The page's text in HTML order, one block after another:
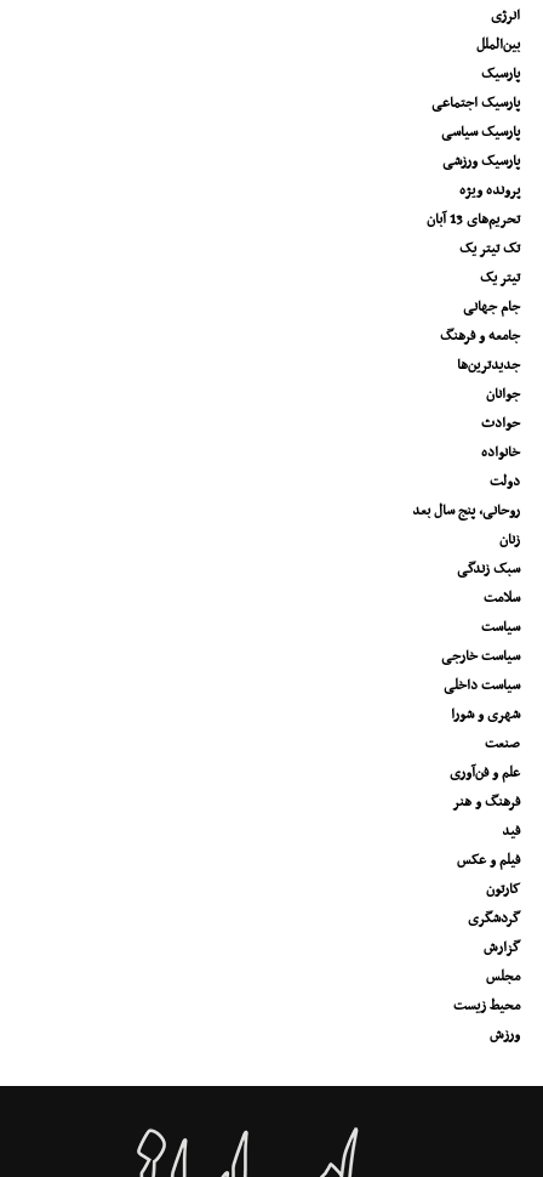
انرژی
بین‌الملل
پارسیک
پارسیک اجتماعی
پارسیک سیاسی
پارسیک ورزشی
پرونده ویژه
تحریم‌های 13 آبان
تک تیتر یک
تیتر یک
جام جهانی
جامعه و فرهنگ
جدیدترین‌ها
جوانان
حوادث
خانواده
دولت
روحانی، پنج سال بعد
زنان
سبک زندگی
سلامت
سیاست
سیاست خارجی
سیاست داخلی
شهری و شورا
صنعت
علم و فن‌آوری
فرهنگ و هنر
فید
فیلم و عکس
کارتون
گردشگری
گزارش
مجلس
محیط زیست
ورزش